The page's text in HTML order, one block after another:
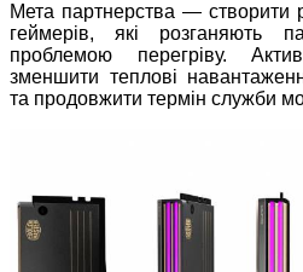
Мета партнерства — створити
геймерів, які розганяють
проблемою перегріву.
зменшити теплові
та продовжити термін служби